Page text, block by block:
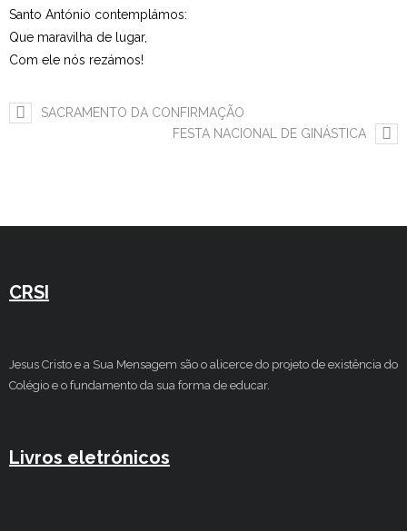
Santo António contemplámos:
Que maravilha de lugar,
Com ele nós rezámos!
SACRAMENTO DA CONFIRMAÇÃO
FESTA NACIONAL DE GINÁSTICA
CRSI
Jesus Cristo e a Sua Mensagem são o alicerce do projeto de existência do
Colégio e o fundamento da sua forma de educar.
Livros eletrónicos